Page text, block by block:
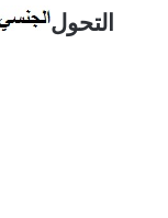
التحول